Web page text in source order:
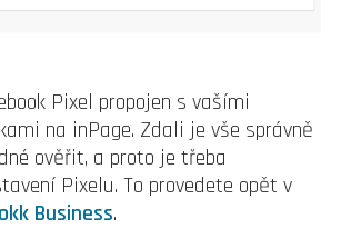
Pixel propojen s vašími
na inPage. Zdali je vše správně
ověřit, a proto je třeba
Pixelu. To provedete opět v
Business.